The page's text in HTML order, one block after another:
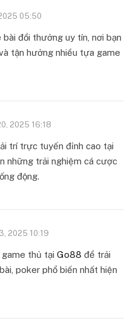
05:50
bài đổi thưởng uy tín, nơi bạn
tận hưởng nhiều tựa game
2025 16:18
trí trực tuyến đỉnh cao tại
những trải nghiệm cá cược
động.
2025 10:19
game thủ tại Go88 để trải
poker phổ biến nhất hiện